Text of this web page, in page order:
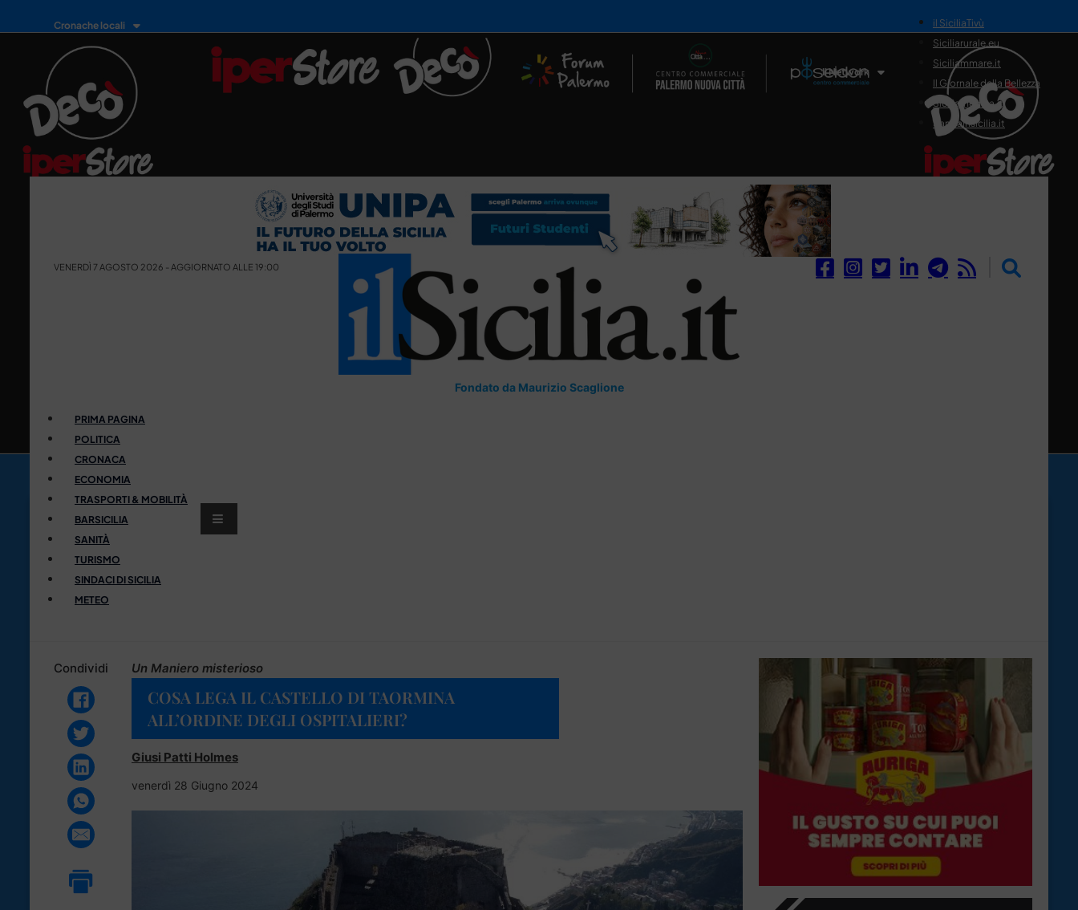
Cronache locali
Il Network
il SiciliaTivù
Siciliarurale.eu
Siciliammare.it
Il Giornale della Bellezza
Siciliamedica.it
Sanitainsicilia.it
VENERDÌ 7 AGOSTO 2026 - AGGIORNATO ALLE 19:00
Fondato da Maurizio Scaglione
PRIMA PAGINA
POLITICA
CRONACA
ECONOMIA
TRASPORTI & MOBILITÀ
BARSICILIA
SANITÀ
TURISMO
SINDACI DI SICILIA
METEO
Condividi Un Maniero misterioso
COSA LEGA IL CASTELLO DI TAORMINA
ALL’ORDINE DEGLI OSPITALIERI?
Giusi Patti Holmes
venerdì 28 Giugno 2024